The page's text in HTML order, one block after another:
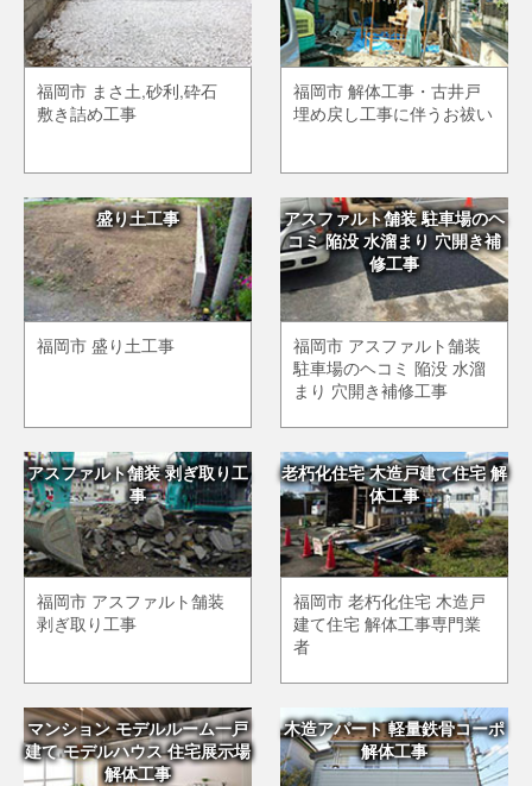
福岡市 まさ土,砂利,砕石
敷き詰め工事
福岡市 解体工事・古井戸
埋め戻し工事に伴うお祓い
盛り土工事
福岡市 盛り土工事
アスファルト舗装 駐車場のヘ
コミ 陥没 水溜まり 穴開き補
修工事
福岡市 アスファルト舗装
駐車場のヘコミ 陥没 水溜
まり 穴開き補修工事
アスファルト舗装 剥ぎ取り工
事
福岡市 アスファルト舗装
剥ぎ取り工事
老朽化住宅 木造戸建て住宅 解
体工事
福岡市 老朽化住宅 木造戸
建て住宅 解体工事専門業
者
マンション モデルルーム一戸
建て モデルハウス 住宅展示場
解体工事
木造アパート 軽量鉄骨コーポ
解体工事